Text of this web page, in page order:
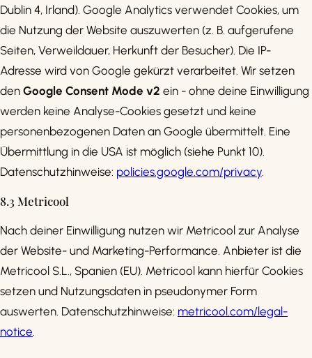
Dublin 4, Irland). Google Analytics verwendet Cookies, um
die Nutzung der Website auszuwerten (z. B. aufgerufene
Seiten, Verweildauer, Herkunft der Besucher). Die IP-
Adresse wird von Google gekürzt verarbeitet. Wir setzen
den Google Consent Mode v2 ein - ohne deine Einwilligung
werden keine Analyse-Cookies gesetzt und keine
personenbezogenen Daten an Google übermittelt. Eine
Übermittlung in die USA ist möglich (siehe Punkt 10).
Datenschutzhinweise: policies.google.com/privacy
8.3 Metricool
Nach deiner Einwilligung nutzen wir Metricool zur Analyse
der Website- und Marketing-Performance. Anbieter ist die
Metricool S.L., Spanien (EU). Metricool kann hierfür Cookies
setzen und Nutzungsdaten in pseudonymer Form
auswerten. Datenschutzhinweise: metricool.com/legal-
notice